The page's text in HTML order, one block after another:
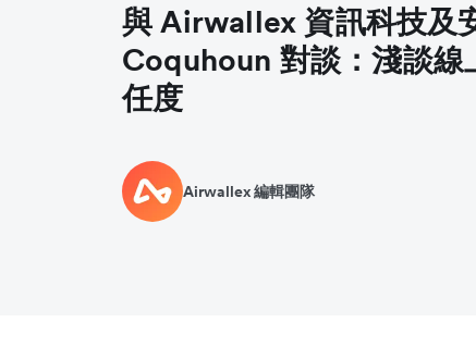
與 Airwallex 資訊科技及
Coquhoun 對談：淺談線
任度
Airwallex 編輯團隊